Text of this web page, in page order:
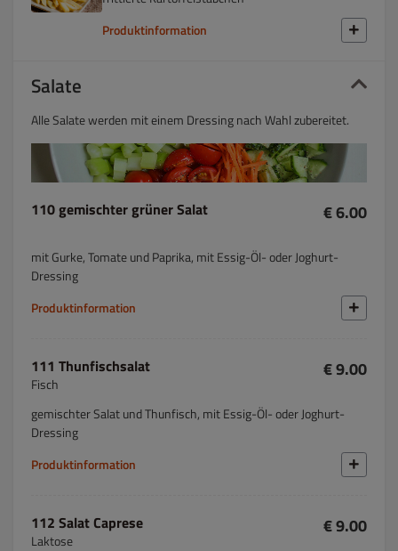
Produktinformation
Salate
Alle Salate werden mit einem Dressing nach Wahl zubereitet.
110 gemischter grüner Salat € 6.00
mit Gurke, Tomate und Paprika, mit Essig-Öl- oder Joghurt-
Dressing
Produktinformation
111 Thunfischsalat
Fisch
€ 9.00
gemischter Salat und Thunfisch, mit Essig-Öl- oder Joghurt-
Dressing
Produktinformation
112 Salat Caprese
Laktose
€ 9.00